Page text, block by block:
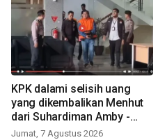
KPK dalami selisih uang
yang dikembalikan Menhut
dari Suhardiman Amby -
VIDEO
Jumat, 7 Agustus 2026